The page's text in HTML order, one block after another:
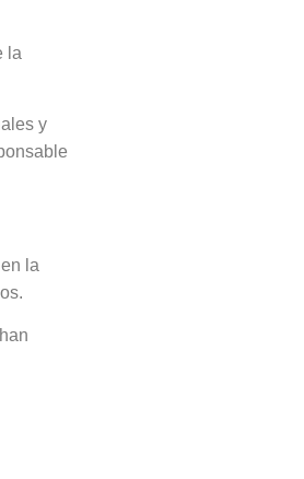
la
y
la